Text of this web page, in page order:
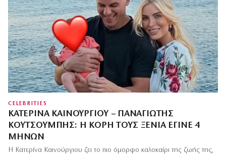
CELEBRITIES
ΚΑΤΕΡΊΝΑ ΚΑΙΝΟΎΡΓΙΟΥ – ΠΑΝΑΓΙΏΤΗΣ
ΚΟΥΤΣΟΥΜΠΉΣ: Η ΚΌΡΗ ΤΟΥΣ ΞΈΝΙΑ ΈΓΙΝΕ 4
ΜΗΝΏΝ
Η Κατερίνα Καινούργιου ζει το πιο όμορφο καλοκαίρι της ζωής της,